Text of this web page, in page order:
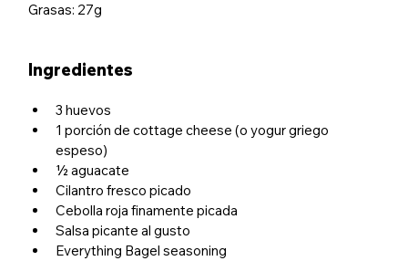
Grasas: 27g
Ingredientes
3 huevos
1 porción de cottage cheese (o yogur griego
espeso)
1⁄2 aguacate
Cilantro fresco picado
Cebolla roja finamente picada
Salsa picante al gusto
Everything Bagel seasoning